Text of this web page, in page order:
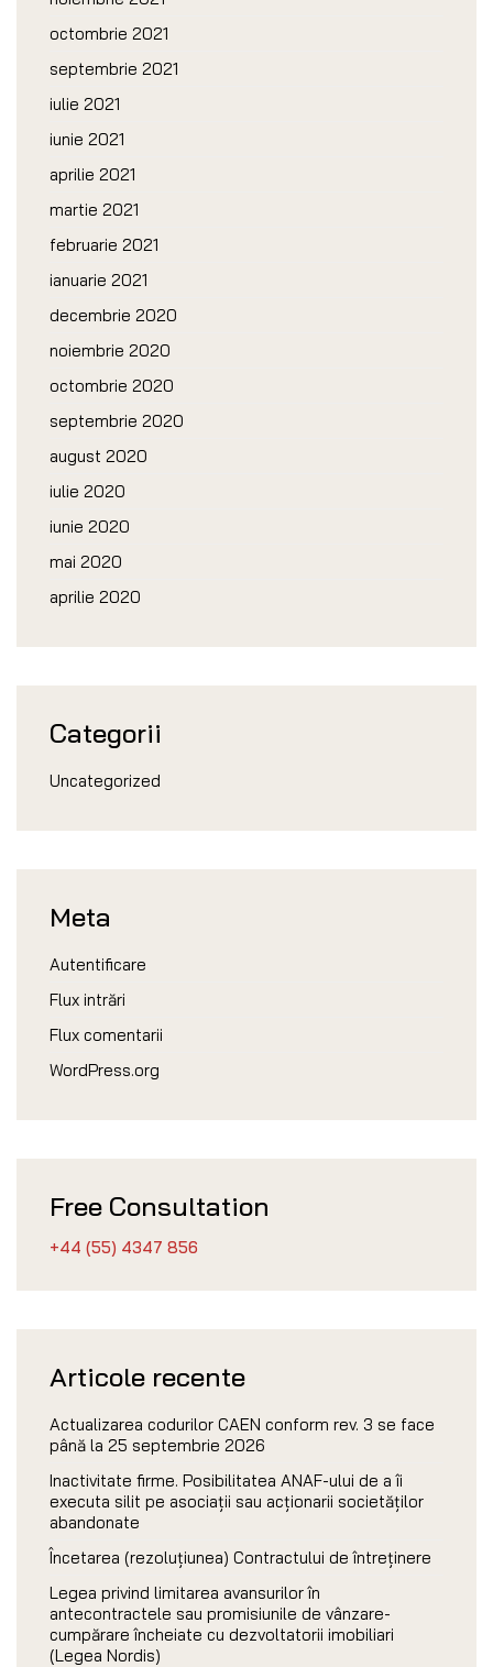
octombrie 2021
septembrie 2021
iulie 2021
iunie 2021
aprilie 2021
martie 2021
februarie 2021
ianuarie 2021
decembrie 2020
noiembrie 2020
octombrie 2020
septembrie 2020
august 2020
iulie 2020
iunie 2020
mai 2020
aprilie 2020
Categorii
Uncategorized
Meta
Autentificare
Flux intrări
Flux comentarii
WordPress.org
Free Consultation
+44 (55) 4347 856
Articole recente
Actualizarea codurilor CAEN conform rev. 3 se face
până la 25 septembrie 2026
Inactivitate firme. Posibilitatea ANAF-ului de a îi
executa silit pe asociații sau acționarii societăților
abandonate
Încetarea (rezoluțiunea) Contractului de întreținere
Legea privind limitarea avansurilor în
antecontractele sau promisiunile de vânzare-
cumpărare încheiate cu dezvoltatorii imobiliari
(Legea Nordis)